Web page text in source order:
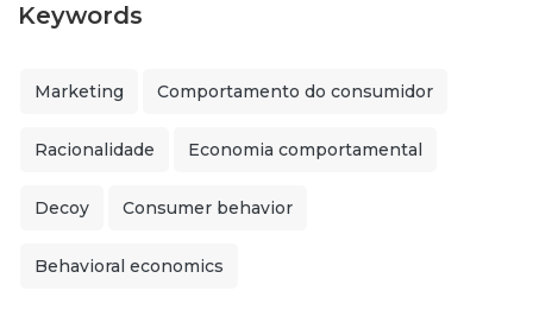
Keywords
Marketing Comportamento do consumidor
Racionalidade Economia comportamental
Decoy Consumer behavior
Behavioral economics